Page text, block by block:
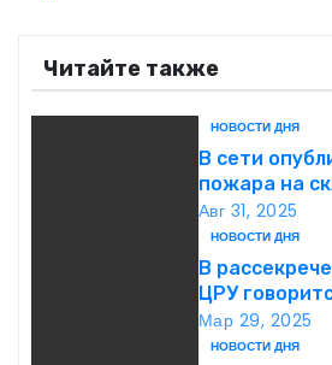
и
г
Читайте также
НОВОСТИ ДНЯ
В сети
пожара на
Авг 31, 2025
НОВОСТИ ДНЯ
В
ЦРУ
Завета
Мар 29, 2025
НОВОСТИ ДНЯ